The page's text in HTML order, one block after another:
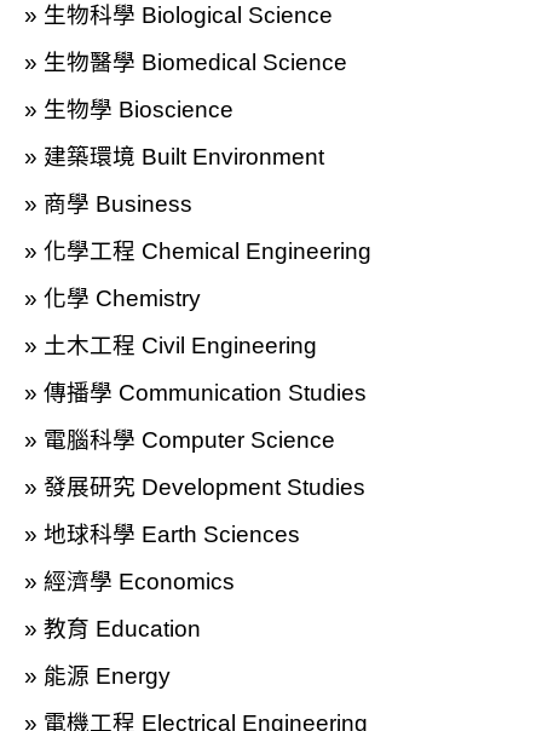
» 生物科學 Biological Science
» 生物醫學 Biomedical Science
» 生物學 Bioscience
» 建築環境 Built Environment
» 商學 Business
» 化學工程 Chemical Engineering
» 化學 Chemistry
» 土木工程 Civil Engineering
» 傳播學 Communication Studies
» 電腦科學 Computer Science
» 發展研究 Development Studies
» 地球科學 Earth Sciences
» 經濟學 Economics
» 教育 Education
» 能源 Energy
» 電機工程 Electrical Engineering